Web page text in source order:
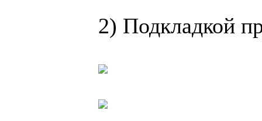
2) Подкладкой